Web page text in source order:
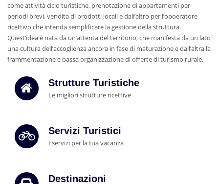
come attività ciclo turistiche, prenotazione di appartamenti per
periodi brevi, vendita di prodotti locali e dall’altro per l’opoeratore
ricettivo che intenda semplificare la gestione della struttura.
Quest’idea è nata da un’attenta del territorio, che manifesta da un lato
una cultura dell’accoglienza ancora in fase di maturazione e dall’altra la
frammentazione e bassa organizzazione di offerte di turismo rurale.
Strutture Turistiche
Le migliori strutture ricettive
Servizi Turistici
I servizi per la tua vacanza
Destinazioni